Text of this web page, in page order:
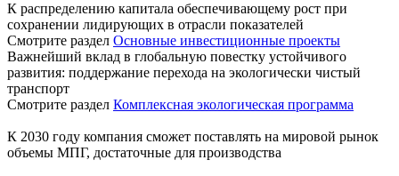
К распределению капитала обеспечивающему рост при
сохранении лидирующих в отрасли показателей
Смотрите раздел Основные инвестиционные проекты
Важнейший вклад в глобальную повестку устойчивого
развития: поддержание перехода на экологически чистый
транспорт
Смотрите раздел Комплексная экологическая программа
К 2030 году компания сможет поставлять на мировой рынок
объемы МПГ, достаточные для производства